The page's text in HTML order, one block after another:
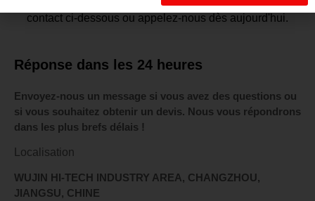
contact ci-dessous ou appelez-nous dès aujourd'hui.
Réponse dans les 24 heures
Envoyez-nous un message si vous avez des questions ou
si vous souhaitez obtenir un devis. Nous vous répondrons
dans les plus brefs délais !
Localisation
WUJIN HI-TECH INDUSTRY AREA, CHANGZHOU,
JIANGSU, CHINE